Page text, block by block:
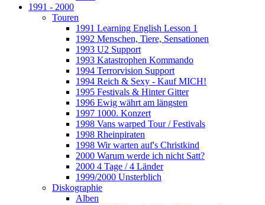
1991 - 2000
Touren
1991 Learning English Lesson 1
1992 Menschen, Tiere, Sensationen
1993 U2 Support
1993 Katastrophen Kommando
1994 Terrorvision Support
1994 Reich & Sexy - Kauf MICH!
1995 Festivals & Hinter Gitter
1996 Ewig währt am längsten
1997 1000. Konzert
1998 Vans warped Tour / Festivals
1998 Rheinpiraten
1998 Wir warten auf's Christkind
2000 Warum werde ich nicht Satt?
2000 4 Tage / 4 Länder
1999/2000 Unsterblich
Diskographie
Alben